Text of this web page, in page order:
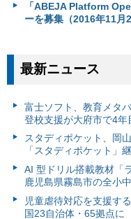
「ABEJA Platform
ーを募集（2016年11月
最新ニュース
富⼠ソフト、教育メタ
登校支援が大府市で4年
スタディポケット、岡
「スタディポケット」
AI 型ドリル搭載教材「
鹿児島県霧島市の全小
児童虐待対応を支援す
国23自治体・65拠点に